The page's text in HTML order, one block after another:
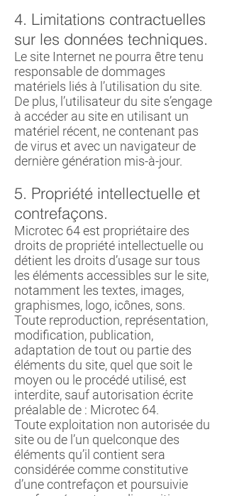
4. Limitations contractuelles
sur les données techniques.
Le site Internet ne pourra être tenu
responsable de dommages
matériels liés à l’utilisation du site.
De plus, l’utilisateur du site s’engage
à accéder au site en utilisant un
matériel récent, ne contenant pas
de virus et avec un navigateur de
dernière génération mis-à-jour.
5. Propriété intellectuelle et
contrefaçons.
Microtec 64 est propriétaire des
droits de propriété intellectuelle ou
détient les droits d’usage sur tous
les éléments accessibles sur le site,
notamment les textes, images,
graphismes, logo, icônes, sons.
Toute reproduction, représentation,
modification, publication,
adaptation de tout ou partie des
éléments du site, quel que soit le
moyen ou le procédé utilisé, est
interdite, sauf autorisation écrite
préalable de : Microtec 64.
Toute exploitation non autorisée du
site ou de l’un quelconque des
éléments qu’il contient sera
considérée comme constitutive
d’une contrefaçon et poursuivie